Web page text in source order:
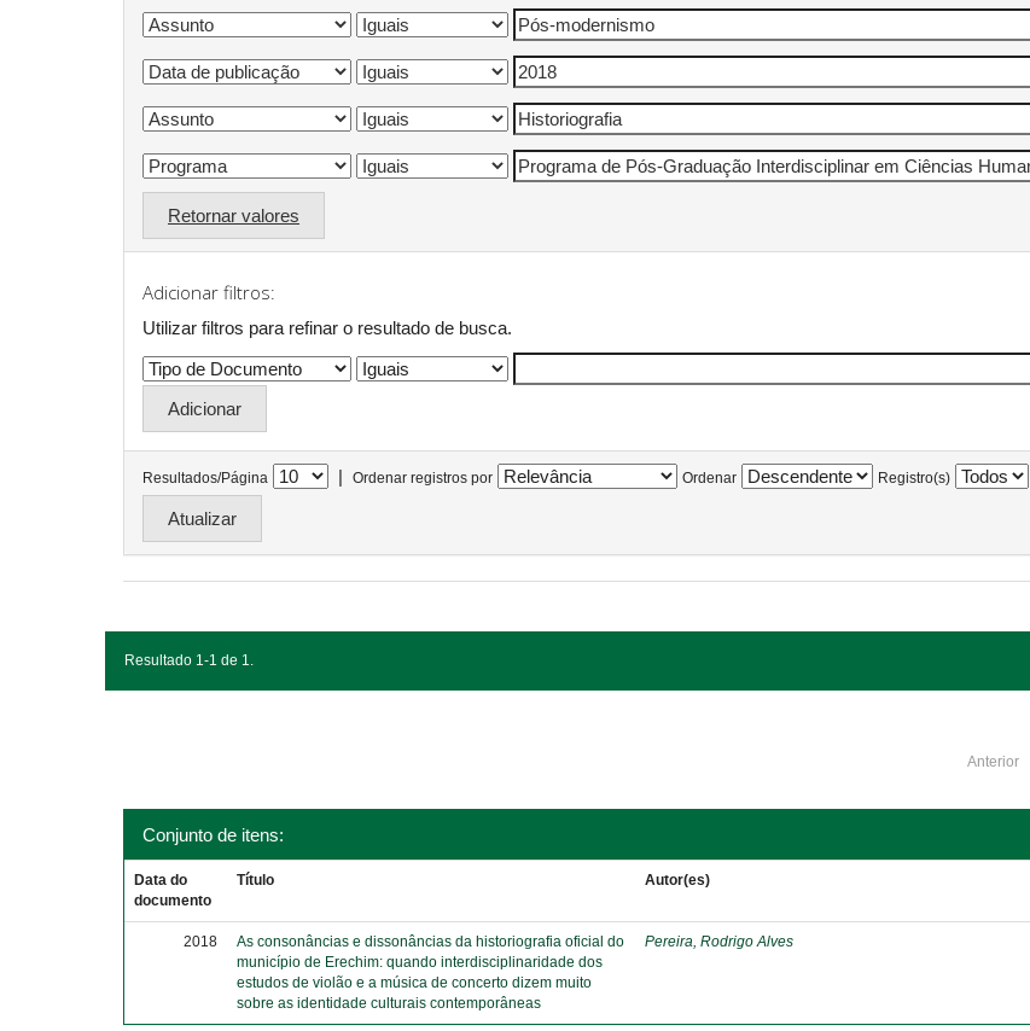
Retornar valores
Adicionar filtros:
Utilizar filtros para refinar o resultado de busca.
Resultados/Página | Ordenar registros por Ordenar Registro(s)
Resultado 1-1 de 1.
Anterior
Conjunto de itens:
Data do
documento
Título Autor(es)
2018
As consonâncias e dissonâncias da historiografia oficial do
município de Erechim: quando interdisciplinaridade dos
estudos de violão e a música de concerto dizem muito
sobre as identidade culturais contemporâneas
Pereira, Rodrigo Alves